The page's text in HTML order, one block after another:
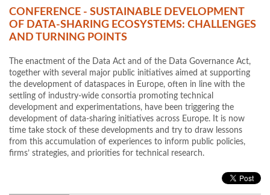
CONFERENCE - SUSTAINABLE DEVELOPMENT
OF DATA-SHARING ECOSYSTEMS: CHALLENGES
AND TURNING POINTS
The enactment of the Data Act and of the Data Governance Act,
together with several major public initiatives aimed at supporting
the development of dataspaces in Europe, often in line with the
settling of industry-wide consortia promoting technical
development and experimentations, have been triggering the
development of data-sharing initiatives across Europe. It is now
time take stock of these developments and try to draw lessons
from this accumulation of experiences to inform public policies,
firms’ strategies, and priorities for technical research.